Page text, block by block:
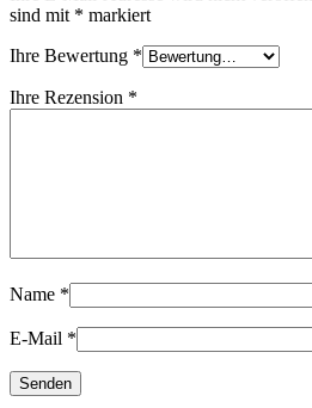
sind mit * markiert
Ihre Bewertung *
Ihre Rezension *
Name *
E-Mail *